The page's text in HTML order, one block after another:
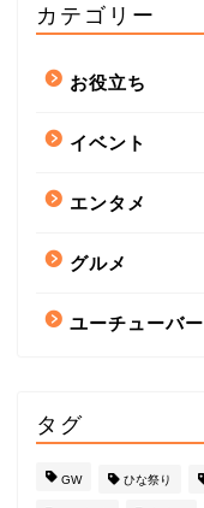
カテゴリー
お役立ち
イベント
エンタメ
グルメ
ユーチューバー
タグ
GW ひな祭り